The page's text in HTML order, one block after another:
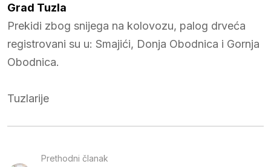
Grad Tuzla
Prekidi zbog snijega na kolovozu, palog drveća
registrovani su u: Smajići, Donja Obodnica i Gornja
Obodnica.
Tuzlarije
Prethodni članak